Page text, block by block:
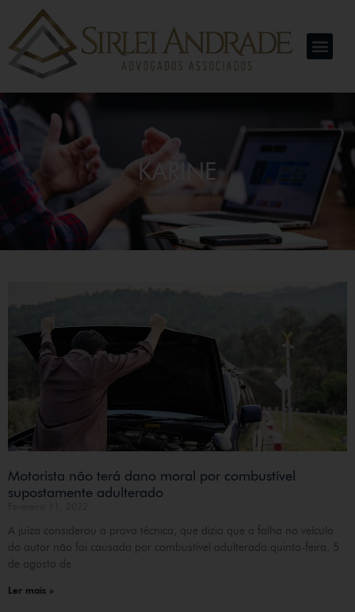
KARINE
Motorista não terá dano moral por combustível
supostamente adulterado
A juíza considerou a prova técnica, que dizia que a falha no veículo
do autor não foi causada por combustível adulterado.quinta-feira, 5
de agosto de
Ler mais »